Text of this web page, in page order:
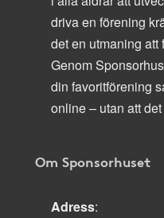
driva en förening
det en utmaning att
Genom
din favoritförening
online – utan att
Om Sponsorhuset
Adress: